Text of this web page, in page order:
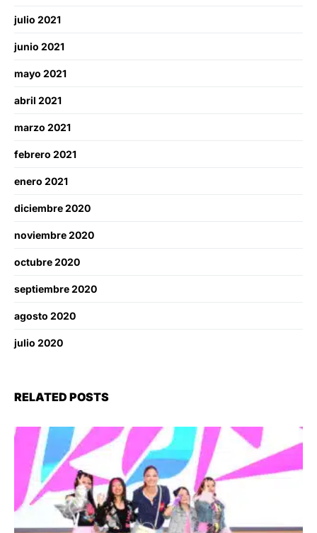
julio 2021
junio 2021
mayo 2021
abril 2021
marzo 2021
febrero 2021
enero 2021
diciembre 2020
noviembre 2020
octubre 2020
septiembre 2020
agosto 2020
julio 2020
RELATED POSTS